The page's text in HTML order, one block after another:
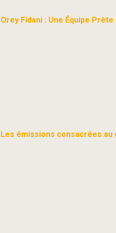
Orey Fidani : Une Équipe
Les émissions consacrées